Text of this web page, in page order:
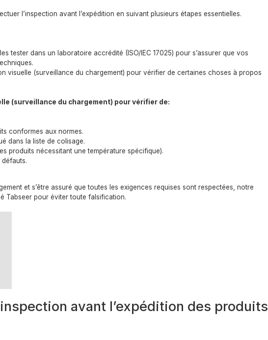
l’inspection avant l’expédition en suivant plusieurs étapes essentielles.
tester dans un laboratoire accrédité (ISO/IEC 17025) pour s’assurer que vos
visuelle (surveillance du chargement) pour vérifier de certaines choses à propos
(surveillance du chargement) pour vérifier de:
conformes aux normes.
dans la liste de colisage.
produits nécessitant une température spécifique).
défauts.
et s’être assuré que toutes les exigences requises sont respectées, notre
Tabseer pour éviter toute falsification.
avant l’expédition des produits